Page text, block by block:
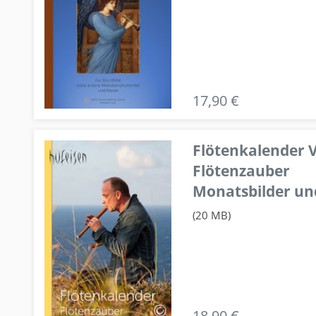
17,90 €
Flötenkalender
Flötenzauber
Monatsbilder
(20 MB)